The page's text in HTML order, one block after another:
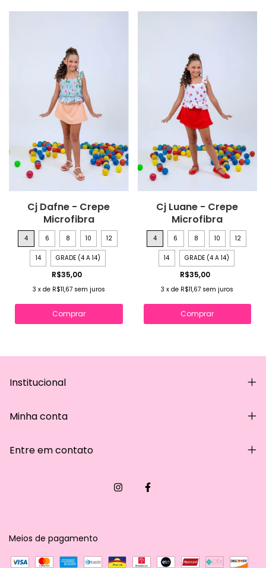
Cj Dafne - Crepe
Microfibra
4 6 8 10 12
14 GRADE (4 A 14)
R$35,00
3 x de R$11,67 sem juros
Comprar
Cj Luane - Crepe
Microfibra
4 6 8 10 12
14 GRADE (4 A 14)
R$35,00
3 xde R$11,67 sem juros
Comprar
Institucional
Minha conta
Entre em contato
Meios de pagamento